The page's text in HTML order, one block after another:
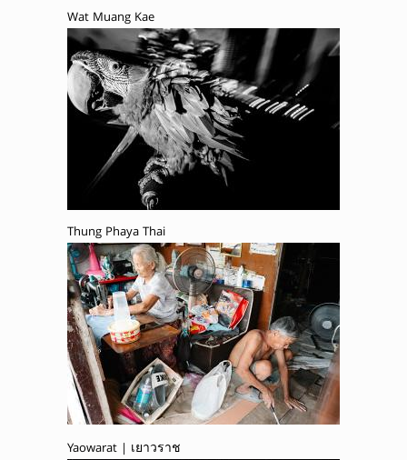
Wat Muang Kae
Thung Phaya Thai
Yaowarat | เยาวราช